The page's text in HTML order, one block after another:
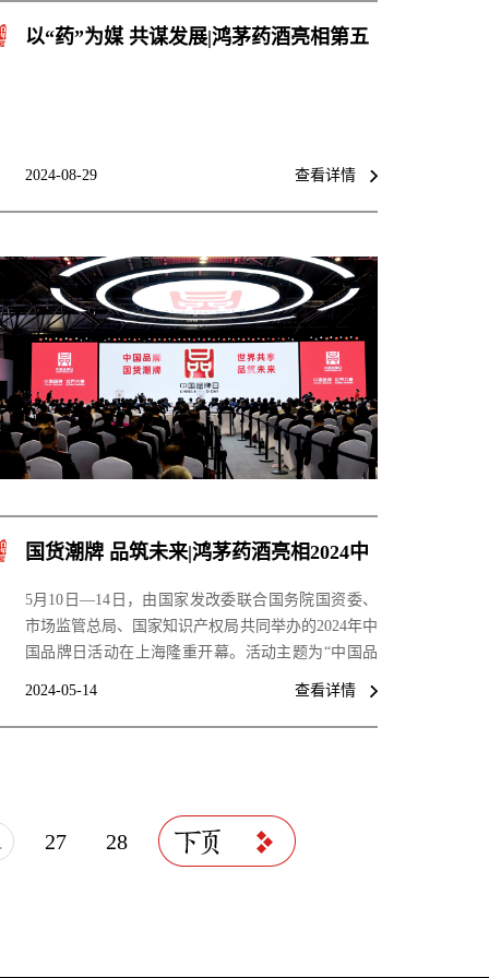
以“药”为媒 共谋发展|鸿茅药酒亮相第五
查看详情
2024-08-29
国货潮牌 品筑未来|鸿茅药酒亮相2024中
5月10日—14日，由国家发改委联合国务院国资委、
市场监管总局、国家知识产权局共同举办的2024年中
国品牌日活动在上海隆重开幕。活动主题为“中国品
牌 世界共享；国货潮牌 品筑未来”，采用线上线下相
集、新品首发首秀等多个板块。内蒙古鸿茅药业作为
查看详情
2024-05-14
27 28